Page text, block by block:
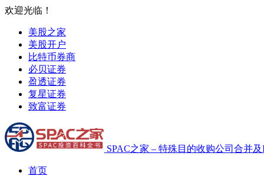
欢迎光临！
美股之家
美股开户
比特币券商
必贝证券
盈透证券
复星证券
致富证券
SPAC之家 – 特殊目的收购公司合并
首页